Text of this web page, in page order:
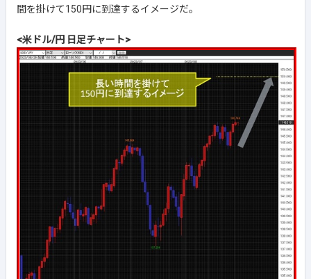
間を掛けて150円に到達するイメージだ。
<米ドル/円 日足チャート>